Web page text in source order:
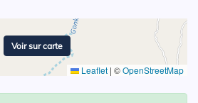
Leaflet | ©OpenStreetMap
Voir sur carte